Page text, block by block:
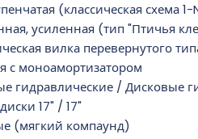
(классическая схема
усиленная (тип "Птичья
вилка перевернутого
с моноамортизатором
гидравлические / Дисковые
17" / 17"
(мягкий компаунд)